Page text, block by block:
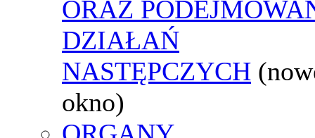
ORAZ
DZIAŁAŃ
NASTĘPCZYCH
okno)